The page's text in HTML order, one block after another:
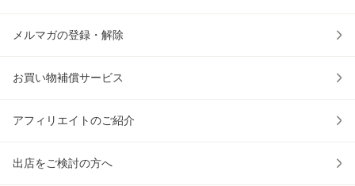
メルマガの登録・解除
お買い物補償サービス
アフィリエイトのご紹介
出店をご検討の方へ